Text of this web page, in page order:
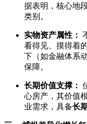
据表明，核心地
类别。
实物资产属性：
看得见、摸得着
下（如金融体系
保障。
长期价值支撑：
心房产，其价值
业需求，具备长